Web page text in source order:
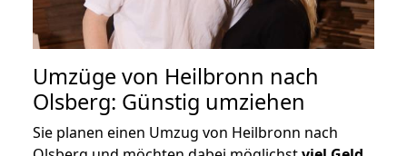
Umzüge von Heilbronn nach
Olsberg: Günstig umziehen
Sie planen einen Umzug von Heilbronn nach